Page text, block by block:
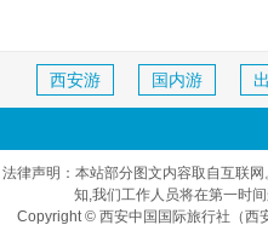
西安游 国内游
法律声明：本站部分图文内容取自互联
知,我们工作人员将在第一时
Copyright © 西安中国国际旅行社（西